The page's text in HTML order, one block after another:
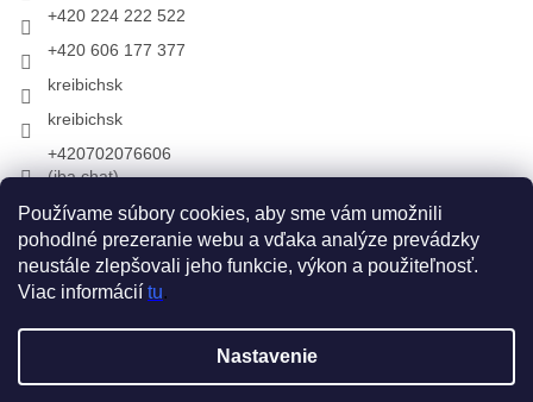
Používame súbory cookies, aby sme vám umožnili
pohodlné prezeranie webu a vďaka analýze prevádzky
neustále zlepšovali jeho funkcie, výkon a použiteľnosť.
Viac informácií tu.
Nastavenie
+420 224 222 522
+420 606 177 377
kreibichsk
kreibichsk
+420702076606
(iba chat)
Prijímame online platby